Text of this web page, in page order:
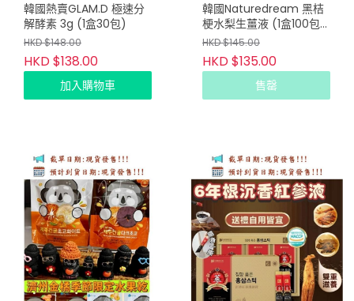
韓國熱賣GLAM.D 極速分
解酵素 3g (1盒30包)
HKD $148.00
HKD $138.00
加入購物車
韓國Naturedream 黑桔
梗水梨生薑液 (1盒100包)
(只限批發會員下單）
HKD $145.00
HKD $135.00
售罄